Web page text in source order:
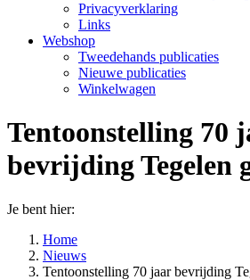
Privacyverklaring
Links
Webshop
Tweedehands publicaties
Nieuwe publicaties
Winkelwagen
Tentoonstelling 70
bevrijding Tegelen
Je bent hier:
Home
Nieuws
Tentoonstelling 70 jaar bevrijding